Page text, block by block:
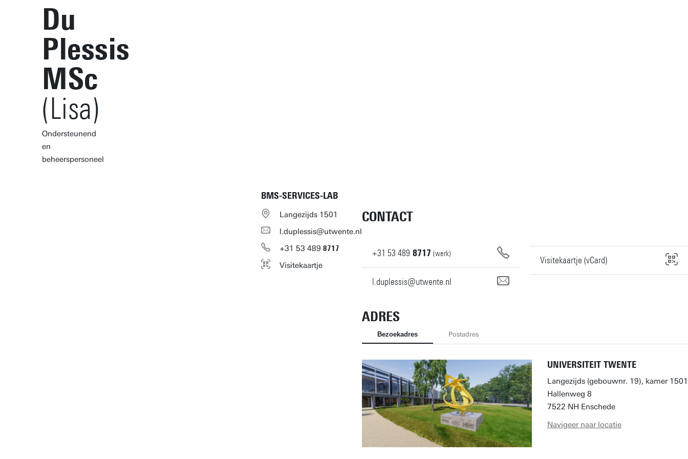
Du
Plessis
MSc
(Lisa)
Ondersteunend
en
beheerspersoneel
BMS-SERVICES-LAB
Langezijds 1501
l.duplessis@utwente.nl
+31 53 489 8717
Visitekaartje
CONTACT
+31 53 489 8717 (werk)
l.duplessis@utwente.nl
Visitekaartje (vCard)
ADRES
Bezoekadres Postadres
UNIVERSITEIT TWENTE
Langezijds (gebouwnr. 19), kamer 1501
Hallenweg 8
7522 NH Enschede
Navigeer naar locatie